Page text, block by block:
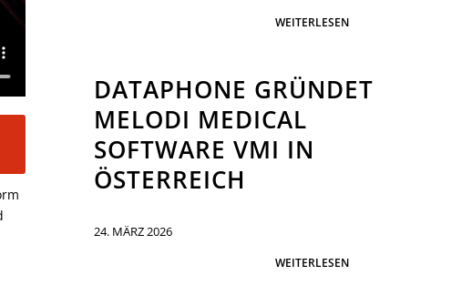
WEITERLESEN
DATAPHONE GRÜNDET
MELODI MEDICAL
SOFTWARE VMI IN
ÖSTERREICH
24. MÄRZ 2026
WEITERLESEN